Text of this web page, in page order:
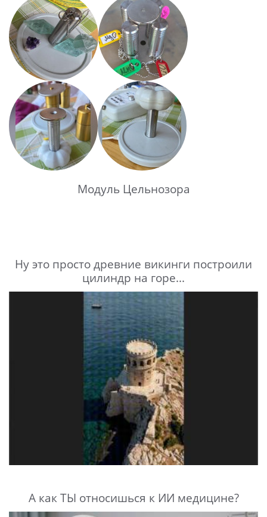
Модуль Цельнозора
Ну это просто древние викинги построили
цилиндр на горе...
А как ТЫ относишься к ИИ медицине?